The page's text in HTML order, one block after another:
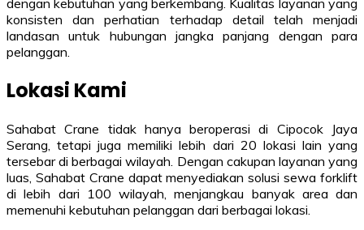
dengan kebutuhan yang berkembang. Kualitas layanan yang
konsisten dan perhatian terhadap detail telah menjadi
landasan untuk hubungan jangka panjang dengan para
pelanggan.
Lokasi Kami
Sahabat Crane tidak hanya beroperasi di Cipocok Jaya
Serang, tetapi juga memiliki lebih dari 20 lokasi lain yang
tersebar di berbagai wilayah. Dengan cakupan layanan yang
luas, Sahabat Crane dapat menyediakan solusi sewa forklift
di lebih dari 100 wilayah, menjangkau banyak area dan
memenuhi kebutuhan pelanggan dari berbagai lokasi.